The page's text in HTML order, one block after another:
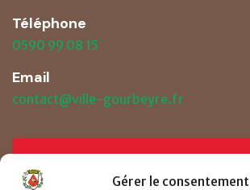
Gérer le consentement
Téléphone
0590 99 08 15
Email
contact@ville-gourbeyre.fr
Prendre un RDV